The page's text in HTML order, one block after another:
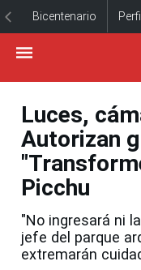
Bicentenario
Luces,
Autorizan
Picchu
"No ingresará ni
jefe del parque
extremarán